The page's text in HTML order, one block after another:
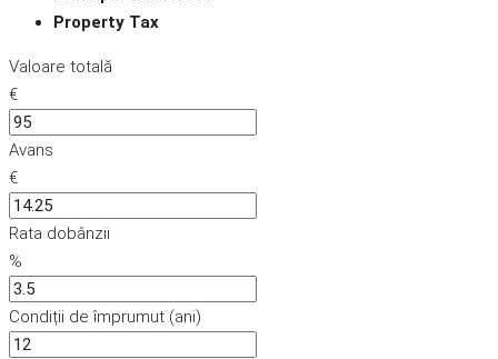
Property Tax
Valoare totală
€
Avans
€
Rata dobânzii
%
Condiții de împrumut (ani)